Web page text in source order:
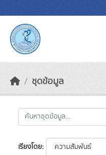
ชุดข้อมูล
เรียงโดย